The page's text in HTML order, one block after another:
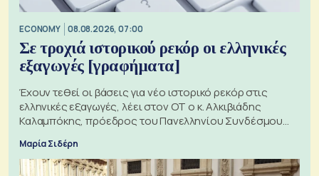
ECONOMY 08.08.2026, 07:00
Σε τροχιά ιστορικού ρεκόρ οι ελληνικές
εξαγωγές [γραφήματα]
Έχουν τεθεί οι βάσεις για νέο ιστορικό ρεκόρ στις
ελληνικές εξαγωγές, λέει στον ΟΤ ο κ. Αλκιβιάδης
Καλαμπόκης, πρόεδρος του Πανελληνίου Συνδέσμου
Μαρία Σιδέρη